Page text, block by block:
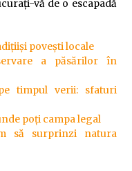
vă de o escapadă
povești locale
a păsărilor în
timpul verii: sfaturi
poți campa legal
să surprinzi natura